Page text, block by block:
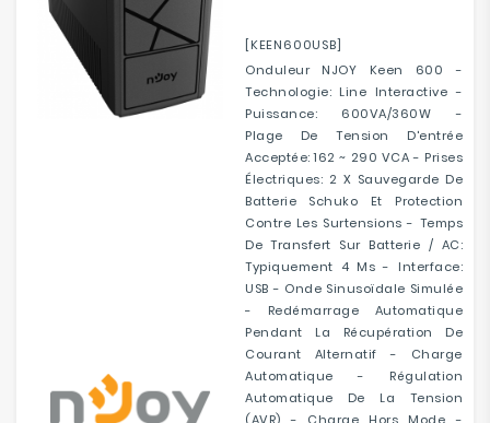
[KEEN600USB]
Onduleur NJOY Keen 600 -
Technologie: Line Interactive -
Puissance: 600VA/360W -
Plage De Tension D'entrée
Acceptée: 162 ~ 290 VCA - Prises
Électriques: 2 X Sauvegarde De
Batterie Schuko Et Protection
Contre Les Surtensions - Temps
De Transfert Sur Batterie / AC:
Typiquement 4 Ms - Interface:
USB - Onde Sinusoïdale Simulée
- Redémarrage Automatique
Pendant La Récupération De
Courant Alternatif - Charge
Automatique - Régulation
Automatique De La Tension